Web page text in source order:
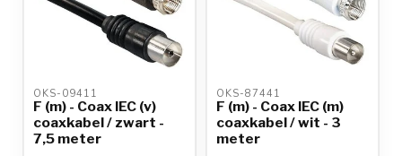
OKS-09411
F (m) - Coax IEC (v)
coaxkabel / zwart -
7,5 meter
OKS-87441
F (m) - Coax IEC (m)
coaxkabel / wit - 3
meter